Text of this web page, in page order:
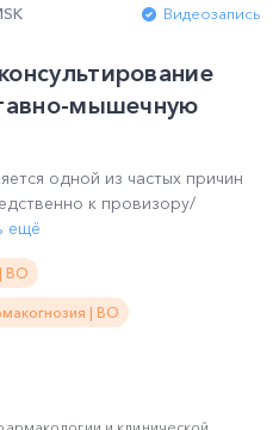
Видеозапись
мышечную
одной из частых причин
к провизору/
ещё
ВО
| ВО